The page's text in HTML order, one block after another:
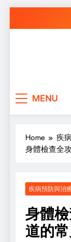
MENU
Home
疾
身體檢查全
疾病預防與治
身體
道的